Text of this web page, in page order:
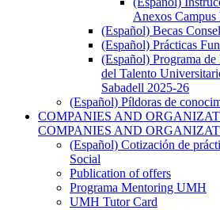
Anexos
(Español) Becas
(Español) Prácticas
(Español) Programa
del Talento
Sabadell 2025-26
(Español) Píldoras de
COMPANIES AND
COMPANIES AND
(Español) Cotización de
Social
Publication of offers
Programa Mentoring UMH
UMH Tutor Card